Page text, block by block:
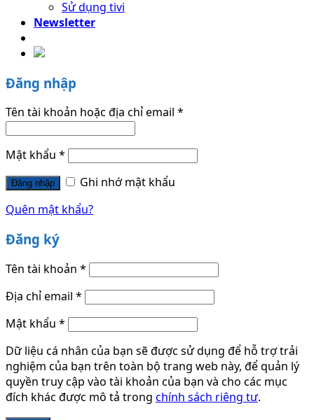
Sử dụng tivi
Newsletter
Đăng nhập
Tên tài khoản hoặc địa chỉ email *
Mật khẩu *
Đăng nhập
Ghi nhớ mật khẩu
Quên mật khẩu?
Đăng ký
Tên tài khoản *
Địa chỉ email *
Mật khẩu *
Dữ liệu cá nhân của bạn sẽ được sử dụng để hỗ trợ trải
nghiệm của bạn trên toàn bộ trang web này, để quản lý
quyền truy cập vào tài khoản của bạn và cho các mục
đích khác được mô tả trong chính sách riêng tư.